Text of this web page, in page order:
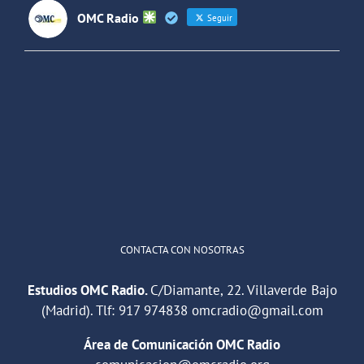
OMC Radio Seguir
CONTACTA CON NOSOTRAS
Estudios OMC Radio.C/Diamante, 22. Villaverde Bajo
(Madrid). Tlf: 917 974838 omcradio@gmail.com
Área de Comunicación OMC Radio